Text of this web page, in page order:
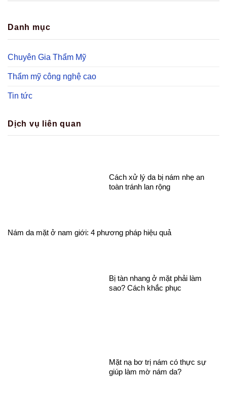
Danh mục
Chuyên Gia Thẩm Mỹ
Thẩm mỹ công nghệ cao
Tin tức
Dịch vụ liên quan
Cách xử lý da bị nám nhẹ an
toàn tránh lan rộng
Nám da mặt ở nam giới: 4 phương pháp hiệu quả
Bị tàn nhang ở mặt phải làm
sao? Cách khắc phục
Mặt nạ bơ trị nám có thực sự
giúp làm mờ nám da?